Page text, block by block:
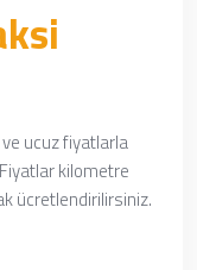
ve ucuz fiyatlarla
kilometre
ücretlendirilirsiniz.